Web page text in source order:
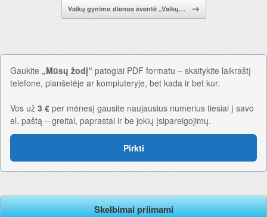
Vaikų gynimo dienos šventė „Vaikų… →
Gaukite „Mūsų žodį“ patogiai PDF formatu – skaitykite laikraštį
telefone, planšetėje ar kompiuteryje, bet kada ir bet kur.
Vos už 3 € per mėnesį gausite naujausius numerius tiesiai į savo
el. paštą – greitai, paprastai ir be jokių įsipareigojimų.
Pirkti
Skelbimai priimami